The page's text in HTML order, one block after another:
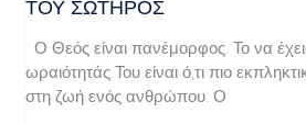
ΤΟΥ ΣΩΤΗΡΟΣ
Ο Θεός είναι πανέμορφος. Το να
ωραιότητάς Του είναι ό,τι πιο
στη ζωή ενός ανθρώπου. Ο